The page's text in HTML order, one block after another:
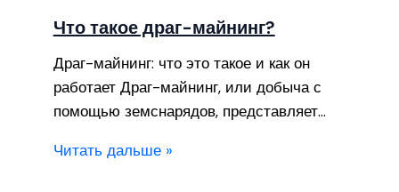
Что такое драг-майнинг?
Драг-майнинг: что это такое и как он
работает Драг-майнинг, или добыча с
помощью земснарядов, представляет…
Читать дальше »